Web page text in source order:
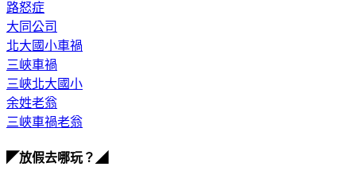
路怒症
大同公司
北大國小車禍
三峽車禍
三峽北大國小
余姓老翁
三峽車禍老翁
◤放假去哪玩？◢